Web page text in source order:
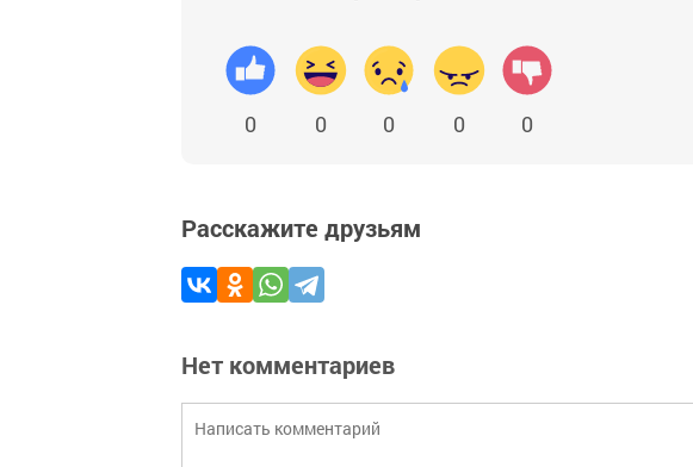
0 0 0 0 0
Расскажите друзьям
Нет комментариев